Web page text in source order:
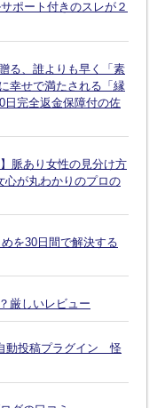
ート付きのスレが２
る、誰よりも早く「素
幸せで満たされる「縁
日完全返金保障付の佐
脈あり女性の見分け方
心が丸わかりのプロの
を30日間で解決する
厳しいレビュー
動投稿プラグイン 怪